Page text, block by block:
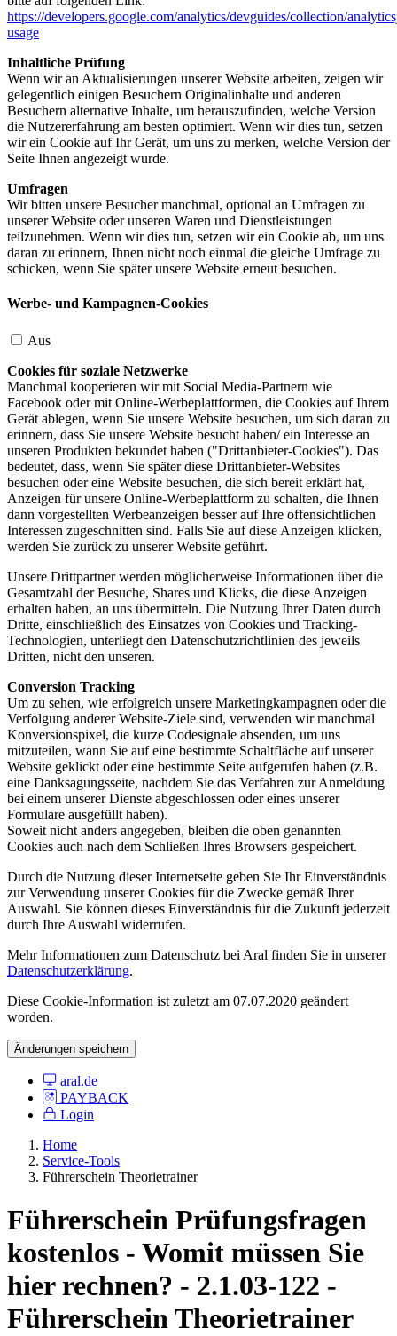
https://developers.google.com/analytics/devguides/collection/
usage
Inhaltliche Prüfung
Wenn wir an Aktualisierungen unserer Website arbeiten, zeigen wir
gelegentlich einigen Besuchern Originalinhalte und anderen
Besuchern alternative Inhalte, um herauszufinden, welche Version
die Nutzererfahrung am besten optimiert. Wenn wir dies tun, setzen
wir ein Cookie auf Ihr Gerät, um uns zu merken, welche Version der
Seite Ihnen angezeigt wurde.
Umfragen
Wir bitten unsere Besucher manchmal, optional an Umfragen zu
unserer Website oder unseren Waren und Dienstleistungen
teilzunehmen. Wenn wir dies tun, setzen wir ein Cookie ab, um uns
daran zu erinnern, Ihnen nicht noch einmal die gleiche Umfrage zu
schicken, wenn Sie später unsere Website erneut besuchen.
Werbe- und Kampagnen-Cookies
Aus
Cookies für soziale Netzwerke
Manchmal kooperieren wir mit Social Media-Partnern wie
Facebook oder mit Online-Werbeplattformen, die Cookies auf Ihrem
Gerät ablegen, wenn Sie unsere Website besuchen, um sich daran zu
erinnern, dass Sie unsere Website besucht haben/ ein Interesse an
unseren Produkten bekundet haben ("Drittanbieter-Cookies"). Das
bedeutet, dass, wenn Sie später diese Drittanbieter-Websites
besuchen oder eine Website besuchen, die sich bereit erklärt hat,
Anzeigen für unsere Online-Werbeplattform zu schalten, die Ihnen
dann vorgestellten Werbeanzeigen besser auf Ihre offensichtlichen
Interessen zugeschnitten sind. Falls Sie auf diese Anzeigen klicken,
werden Sie zurück zu unserer Website geführt.
Unsere Drittpartner werden möglicherweise Informationen über die
Gesamtzahl der Besuche, Shares und Klicks, die diese Anzeigen
erhalten haben, an uns übermitteln. Die Nutzung Ihrer Daten durch
Dritte, einschließlich des Einsatzes von Cookies und Tracking-
Technologien, unterliegt den Datenschutzrichtlinien des jeweils
Dritten, nicht den unseren.
Conversion Tracking
Um zu sehen, wie erfolgreich unsere Marketingkampagnen oder die
Verfolgung anderer Website-Ziele sind, verwenden wir manchmal
Konversionspixel, die kurze Codesignale absenden, um uns
mitzuteilen, wann Sie auf eine bestimmte Schaltfläche auf unserer
Website geklickt oder eine bestimmte Seite aufgerufen haben (z.B.
eine Danksagungsseite, nachdem Sie das Verfahren zur Anmeldung
bei einem unserer Dienste abgeschlossen oder eines unserer
Formulare ausgefüllt haben).
Soweit nicht anders angegeben, bleiben die oben genannten
Cookies auch nach dem Schließen Ihres Browsers gespeichert.
Durch die Nutzung dieser Internetseite geben Sie Ihr Einverständnis
zur Verwendung unserer Cookies für die Zwecke gemäß Ihrer
Auswahl. Sie können dieses Einverständnis für die Zukunft jederzeit
durch Ihre Auswahl widerrufen.
Mehr Informationen zum Datenschutz bei Aral finden Sie in unserer
Datenschutzerklärung.
Diese Cookie-Information ist zuletzt am 07.07.2020 geändert
worden.
Änderungen speichern
aral.de
PAYBACK
Login
Home
Service-Tools
Führerschein Theorietrainer
Führerschein Prüfungsfragen
kostenlos - Womit müssen Sie
hier rechnen? - 2.1.03-122 -
Führerschein Theorietrainer